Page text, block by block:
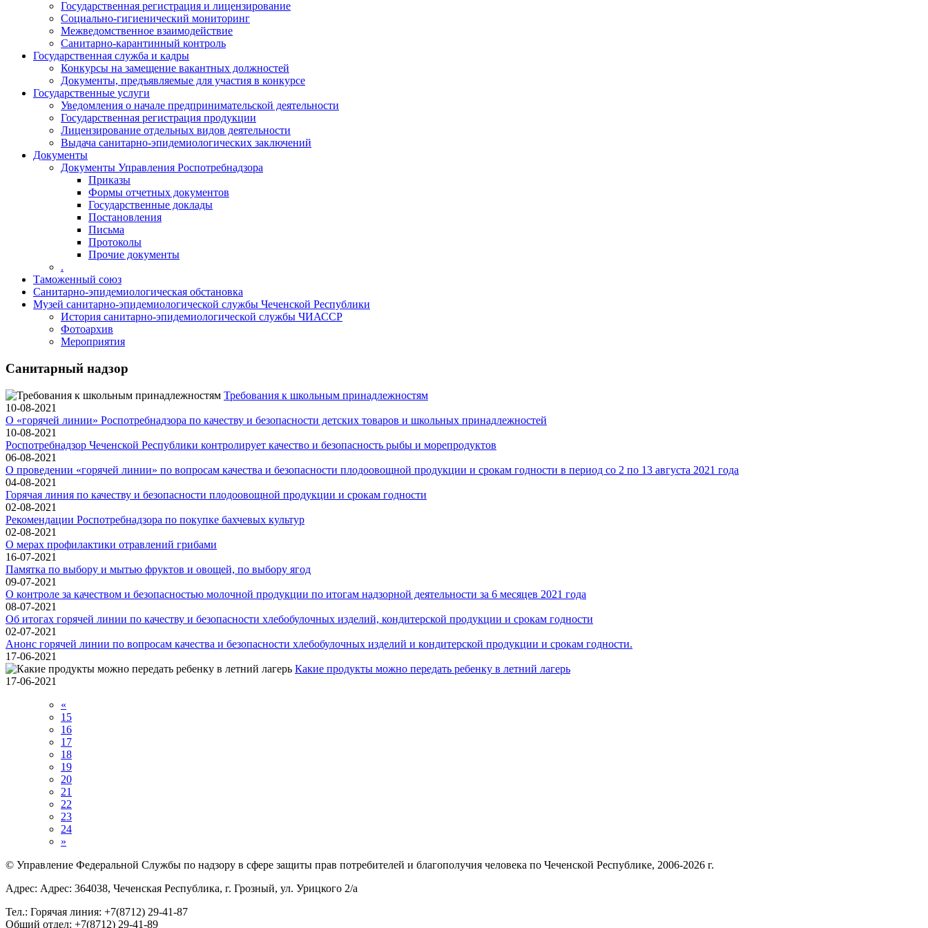
Государственная регистрация и лицензирование
Социально-гигиенический мониторинг
Межведомственное взаимодействие
Санитарно-карантинный контроль
Государственная служба и кадры
Конкурсы на замещение вакантных должностей
Документы, предъявляемые для участия в конкурсе
Государственные услуги
Уведомления о начале предпринимательской деятельности
Государственная регистрация продукции
Лицензирование отдельных видов деятельности
Выдача санитарно-эпидемиологических заключений
Документы
Документы Управления Роспотребнадзора
Приказы
Формы отчетных документов
Государственные доклады
Постановления
Письма
Протоколы
Прочие документы
.
Таможенный союз
Санитарно-эпидемиологическая обстановка
Музей санитарно-эпидемиологической службы Чеченской Республики
История санитарно-эпидемиологической службы ЧИАССР
Фотоархив
Мероприятия
Санитарный надзор
Требования к школьным принадлежностям
10-08-2021
О «горячей линии» Роспотребнадзора по качеству и безопасности детских товаров и школьных принадлежностей
10-08-2021
Роспотребнадзор Чеченской Республики контролирует качество и безопасность рыбы и морепродуктов
06-08-2021
О проведении «горячей линии» по вопросам качества и безопасности плодоовощной продукции и срокам годности в период со 2 по 13 августа 2021 года
04-08-2021
Горячая линия по качеству и безопасности плодоовощной продукции и срокам годности
02-08-2021
Рекомендации Роспотребнадзора по покупке бахчевых культур
02-08-2021
О мерах профилактики отравлений грибами
16-07-2021
Памятка по выбору и мытью фруктов и овощей, по выбору ягод
09-07-2021
О контроле за качеством и безопасностью молочной продукции по итогам надзорной деятельности за 6 месяцев 2021 года
08-07-2021
Об итогах горячей линии по качеству и безопасности хлебобулочных изделий, кондитерской продукции и срокам годности
02-07-2021
Анонс горячей линии по вопросам качества и безопасности хлебобулочных изделий и кондитерской продукции и срокам годности.
17-06-2021
Какие продукты можно передать ребенку в летний лагерь
17-06-2021
«
15
16
17
18
19
20
21
22
23
24
»
© Управление Федеральной Службы по надзору в сфере защиты прав потребителей и благополучия человека по Чеченской Республике, 2006-2026 г.
Адрес: Адрес: 364038, Чеченская Республика, г. Грозный, ул. Урицкого 2/а
Тел.: Горячая линия: +7(8712) 29-41-87
Общий отдел: +7(8712) 29-41-89